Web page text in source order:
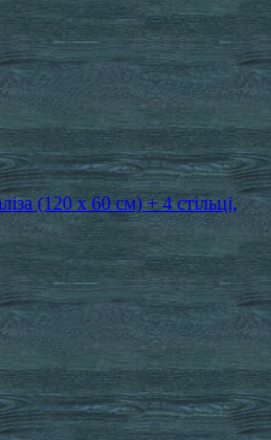
(120 х 60 см) + 4 стільці,